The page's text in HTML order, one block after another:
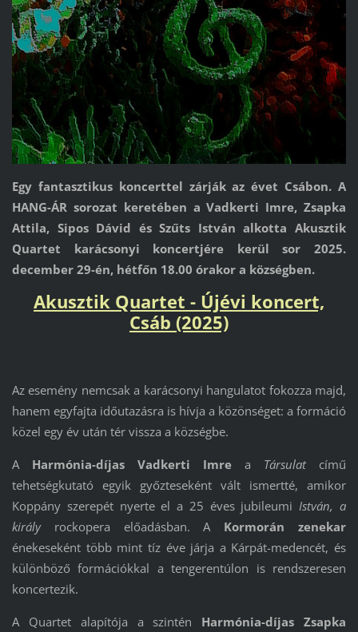
Egy fantasztikus koncerttel zárják az évet Csábon. A
HANG-ÁR sorozat keretében a Vadkerti Imre, Zsapka
Attila, Sipos Dávid és Szűts István alkotta Akusztik
Quartet karácsonyi koncertjére kerül sor 2025.
december 29-én, hétfőn 18.00 órakor a községben.
Akusztik Quartet - Újévi koncert,
Csáb (2025)
Az esemény nemcsak a karácsonyi hangulatot fokozza majd,
hanem egyfajta időutazásra is hívja a közönséget: a formáció
közel egy év után tér vissza a községbe.
A Harmónia-díjas Vadkerti Imre a Társulatcímű
tehetségkutató egyik győzteseként vált ismertté, amikor
Koppány szerepét nyerte el a 25 éves jubileumi István, a
királyrockopera előadásban. A Kormorán zenekar
énekeseként több mint tíz éve járja a Kárpát-medencét, és
különböző formációkkal a tengerentúlon is rendszeresen
koncertezik.
A Quartet alapítója a szintén Harmónia-díjas Zsapka